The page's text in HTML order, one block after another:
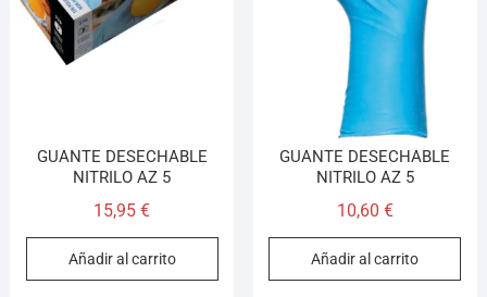
GUANTE DESECHABLE
NITRILO AZ 5
15,95€
Añadir al carrito
GUANTE DESECHABLE
NITRILO AZ 5
10,60 €
Añadir al carrito